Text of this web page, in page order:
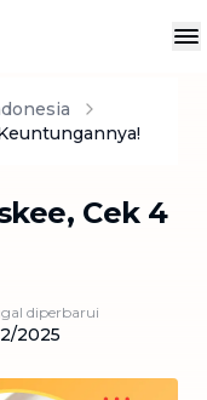
Cek 4
diperbarui
2025